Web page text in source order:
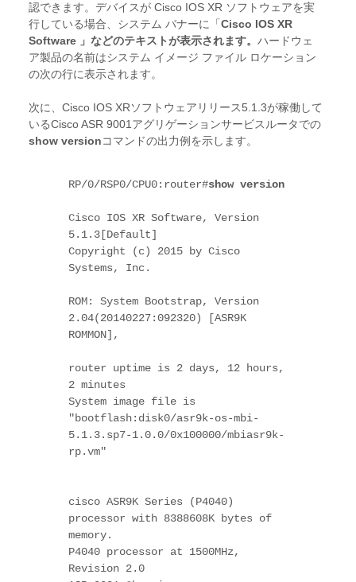
認できます。デバイスが Cisco IOS XR ソフトウェアを実
行している場合、システム バナーに「 Cisco IOS XR
Software 」などのテキストが表示されます。 ハードウェ
ア製品の名前はシステム イメージ ファイル ロケーション
の次の行に表示されます。
次に、Cisco IOS XRソフトウェアリリース5.1.3が稼働して
いるCisco ASR 9001アグリゲーションサービスルータでの
show versionコマンドの出力例を示します。
RP/0/RSP0/CPU0:router#show version
Cisco IOS XR Software, Version
5.1.3[Default]
Copyright (c) 2015 by Cisco
Systems, Inc.
ROM: System Bootstrap, Version
2.04(20140227:092320) [ASR9K
ROMMON],
router uptime is 2 days, 12 hours,
2 minutes
System image file is
"bootflash:disk0/asr9k-os-mbi-
5.1.3.sp7-1.0.0/0x100000/mbiasr9k-
rp.vm"
cisco ASR9K Series (P4040)
processor with 8388608K bytes of
memory.
P4040 processor at 1500MHz,
Revision 2.0